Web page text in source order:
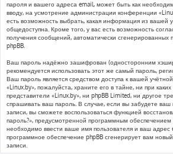
пароля и вашего адреса email, может быть как
вводу, на усмотрение администрации конференции
есть возможность выбрать, какая информация из вашей
общедоступна. Кроме того, у вас есть возможность
получения сообщений, автоматически
phpBB.
Ваш пароль надёжно зашифрован (односторонним
рекомендуется использовать этот же самый пароль,
Ваш пароль является средством доступа к вашей
«Linux.by», пожалуйста, храните его в тайне, ни при каких
представители «Linux.by», ни phpBB Limited, ни другое
спрашивать ваш пароль. В случае, если вы забудете ваш
записи, вы сможете воспользоваться функцией
пароль?», предусмотренной программным обеспечением
необходимо ввести ваше имя пользователя и ваш адрес
программное обеспечение phpBB сгенерирует вам
записи.